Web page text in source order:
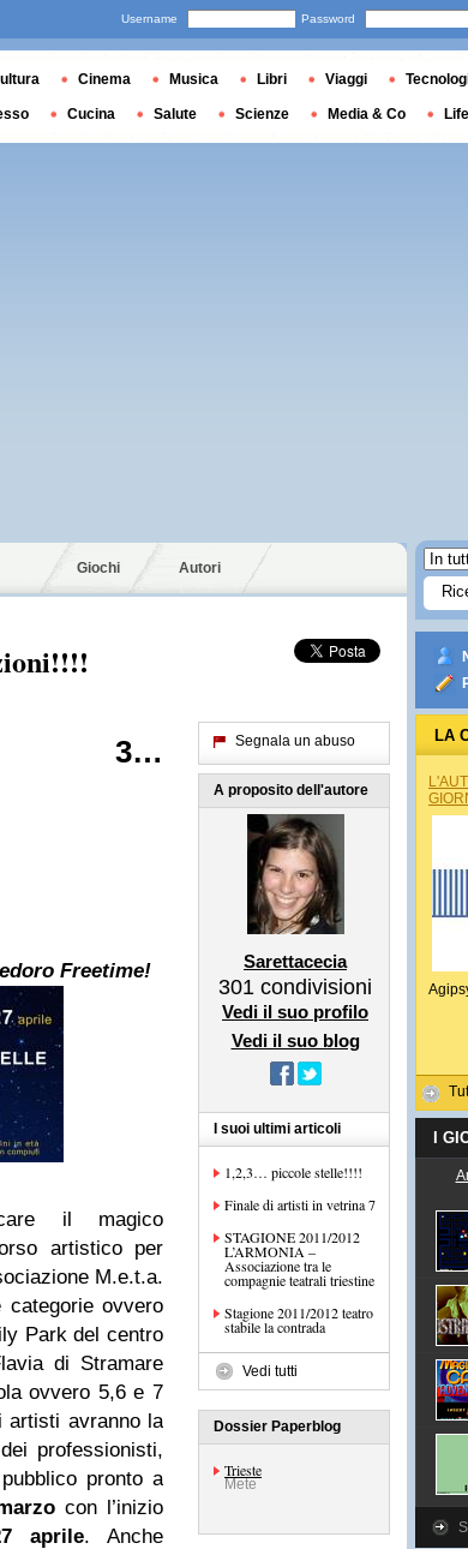
Giochi Autori
3…
Freetime!
il magico
artistico per
M.e.t.a.
ovvero
Park del centro
di Stramare
ovvero 5,6 e 7
artisti avranno la
professionisti,
pronto a
con l’inizio
aprile. Anche
Segnala un abuso
A proposito dell'autore
Sarettacecia
301 condivisioni
Vedi il suo profilo
Vedi il suo blog
I suoi ultimi articoli
1,2,3… piccole stelle!!!!
Finale di artisti in vetrina 7
STAGIONE 2011/2012
L’ARMONIA –
Associazione tra le
compagnie teatrali triestine
Stagione 2011/2012 teatro
stabile la contrada
Vedi tutti
Dossier Paperblog
Trieste
Mete
LA
I
Username Password
Cinema Musica Libri Viaggi
Cucina Salute Scienze Media & Co